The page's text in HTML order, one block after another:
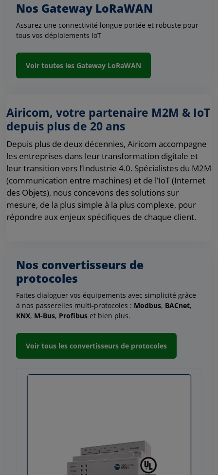
Nos Gateway LoRaWAN
Assurez une connectivité longue portée et robuste pour
tous vos déploiements IoT
Voir toutes les Gateway LoRaWAN
Airicom, votre partenaire M2M & IoT
depuis plus de 20 ans
Depuis plus de deux décennies, Airicom accompagne
les entreprises dans leur transformation digitale et
leur transition vers l’Industrie 4.0. Spécialistes du M2M
(communication entre machines) et de l’IoT (Internet
des Objets), nous concevons des solutions sur
mesure, de la plus simple à la plus complexe, pour
répondre aux enjeux spécifiques de chaque client.
Nos convertisseurs de
protocoles
Faites dialoguer vos équipements avec simplicité grâce
à nos passerelles multi-protocoles : Modbus, BACnet,
KNX, M-Bus, Profibus et bien plus.
Voir tous les convertisseurs de protocoles